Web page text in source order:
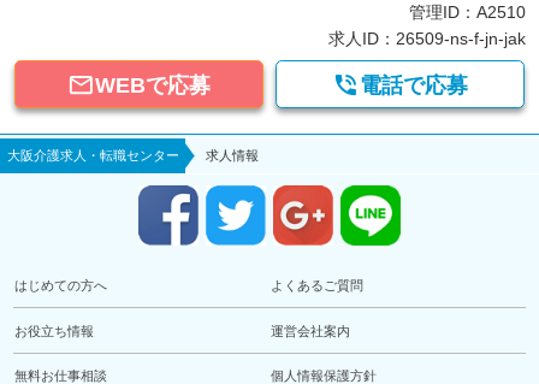
管理ID：A2510
求人ID：26509-ns-f-jn-jak
WEBで応募  電話で応募
大阪介護求人・転職センター 求人情報
はじめての方へ よくあるご質問
お役立ち情報 運営会社案内
無料お仕事相談 個人情報保護方針